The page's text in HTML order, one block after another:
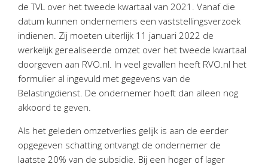
Personeel & Organisatie
Bedrijfseconomisch advies
Belastingadvies Purmerend
Online boekhouden
Nieuws&informatie
Nieuwsoverzicht
Handige links
de TVL over het tweede kwartaal van 2021. Vanaf die
datum kunnen ondernemers een vaststellingsverzoek
indienen. Zij moeten uiterlijk 11 januari 2022 de
werkelijk gerealiseerde omzet over het tweede kwartaal
doorgeven aan RVO.nl. In veel gevallen heeft RVO.nl het
formulier al ingevuld met gegevens van de
Belastingdienst. De ondernemer hoeft dan alleen nog
akkoord te geven.
Als het geleden omzetverlies gelijk is aan de eerder
opgegeven schatting ontvangt de ondernemer de
laatste 20% van de subsidie. Bij een hoger of lager